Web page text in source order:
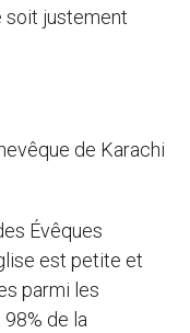
soit justement
de Karachi
Évêques
est petite et
parmi les
de la